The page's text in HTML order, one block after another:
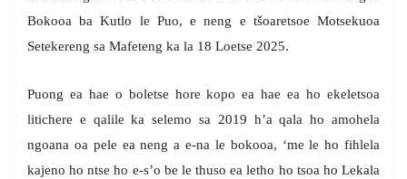
Bokooa ba Kutlo le Puo, e neng e tšoaretsoe Motsekuoa
Setekereng sa Mafeteng ka la 18 Loetse 2025.
Puong ea hae o boletse hore kopo ea hae ea ho ekeletsoa
litichere e qalile ka selemo sa 2019 h’a qala ho amohela
ngoana oa pele ea neng a e-na le bokooa, ‘me le ho fihlela
kajeno ho ntse ho e-s’o be le thuso ea letho ho tsoa ho Lekala